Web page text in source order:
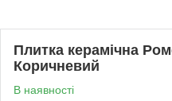
Плитка керамічна
Коричневий
В наявності